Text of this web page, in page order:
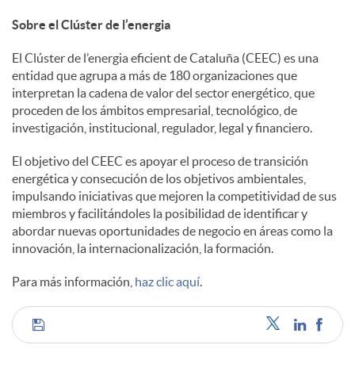
Sobre el Clúster de l’energia
El Clúster de l’energia eficient de Cataluña (CEEC) es una
entidad que agrupa a más de 180 organizaciones que
interpretan la cadena de valor del sector energético, que
proceden de los ámbitos empresarial, tecnológico, de
investigación, institucional, regulador, legal y financiero.
El objetivo del CEEC es apoyar el proceso de transición
energética y consecución de los objetivos ambientales,
impulsando iniciativas que mejoren la competitividad de sus
miembros y facilitándoles la posibilidad de identificar y
abordar nuevas oportunidades de negocio en áreas como la
innovación, la internacionalización, la formación.
Para más información, haz clic aquí.
C